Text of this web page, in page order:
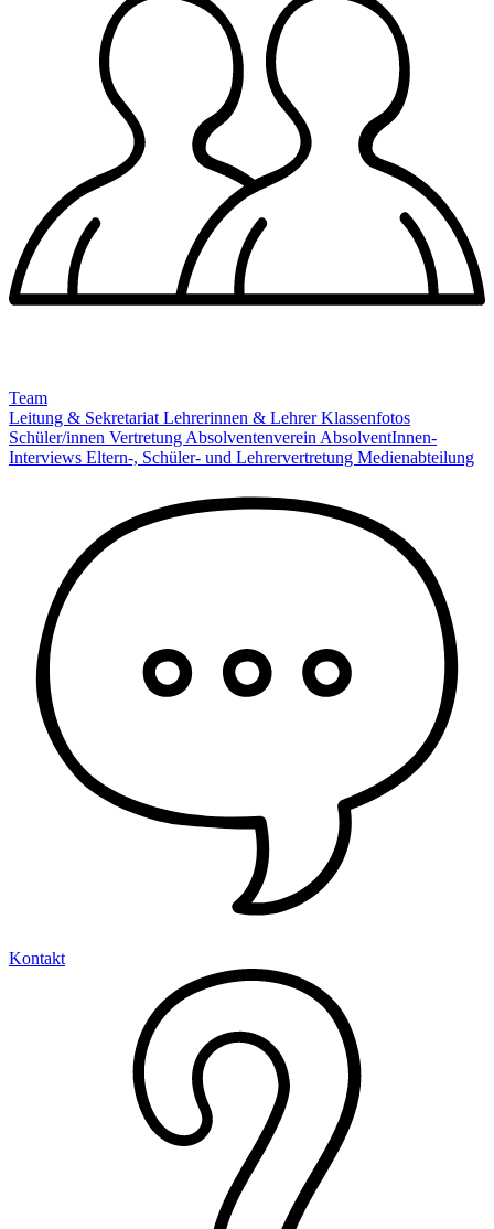
Team
Leitung & Sekretariat Lehrerinnen & LehrerKlassenfotos
Schüler/innen Vertretung Absolventenverein AbsolventInnen-
Interviews Eltern-, Schüler- und Lehrervertretung Medienabteilung
Kontakt